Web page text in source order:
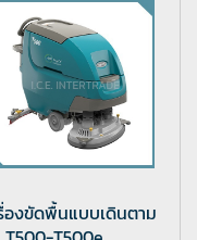
องขัดพื้นแบบเดินตาม